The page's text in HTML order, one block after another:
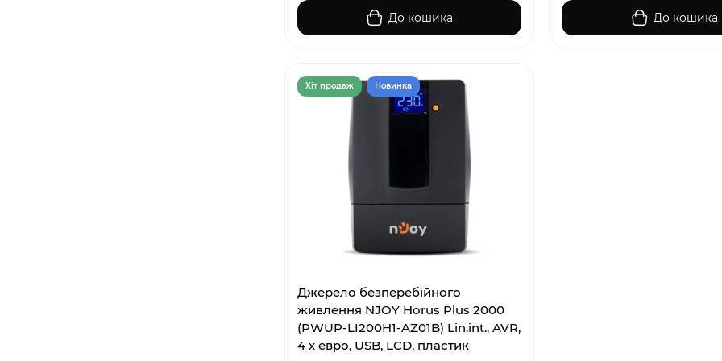
До кошика До кошика
Хiт продаж Новинка
Джерело безперебійного
живлення NJOY Horus Plus 2000
(PWUP-LI200H1-AZ01B) Lin.int., AVR,
4 x евро, USB, LCD, пластик